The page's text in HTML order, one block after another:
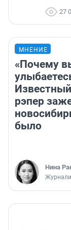
27
МНЕНИЕ
«Почему
рэпер
было
Нина